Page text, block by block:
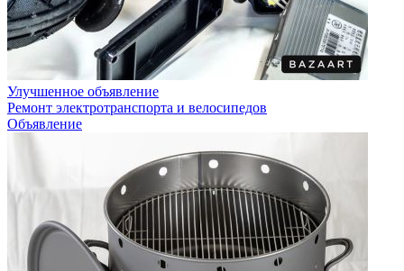
Улучшенное объявление
Ремонт электротранспорта и велосипедов
Объявление